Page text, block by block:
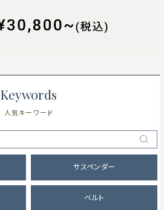
Keywords
人気キーワード
サスペンダー
ベルト